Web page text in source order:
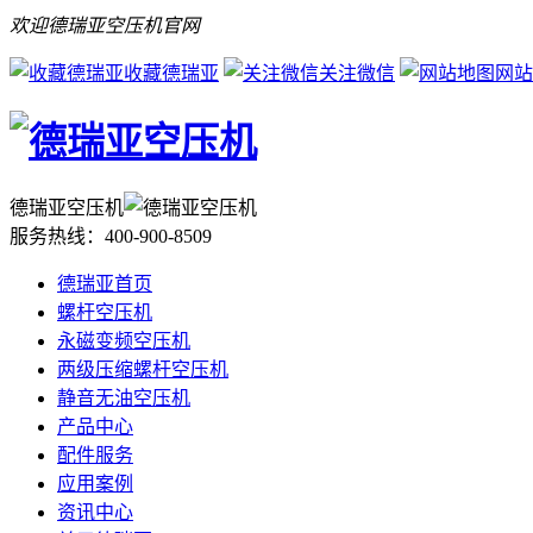
欢迎德瑞亚空压机官网
收藏德瑞亚 关注微信 网
德瑞亚空压机
服务热线： 400-900-8509
德瑞亚首页
螺杆空压机
永磁变频空压机
两级压缩螺杆空压机
静音无油空压机
产品中心
配件服务
应用案例
资讯中心